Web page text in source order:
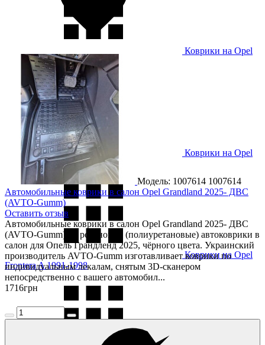
Коврики на Opel
Corsa F 2020-
Коврики на Opel
Crossland X 2019-
Коврики на Opel
Frontera A 1991-1998
Модель: 1007614 1007614
Автомобильные коврики в салон Opel Grandland 2025- ДВС
(AVTO-Gumm)
Оставить отзыв
Автомобильные коврики в салон Opel Grandland 2025- ДВС
(AVTO-Gumm) — резиновые (полиуретановые) автоковрики в
салон для Опель Грандленд 2025, чёрного цвета. Украинский
производитель AVTO-Gumm изготавливает коврики по
индивидуальным лекалам, снятым 3D-сканером
непосредственно с вашего автомобил...
1716грн